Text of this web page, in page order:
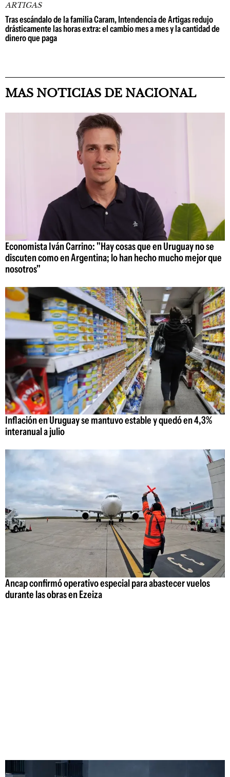
ARTIGAS
Tras escándalo de la familia Caram, Intendencia de Artigas redujo
drásticamente las horas extra: el cambio mes a mes y la cantidad de
dinero que paga
MAS NOTICIAS DE NACIONAL
Economista Iván Carrino: "Hay cosas que en Uruguay no se
discuten como en Argentina; lo han hecho mucho mejor que
nosotros"
Inflación en Uruguay se mantuvo estable y quedó en 4,3%
interanual a julio
Ancap confirmó operativo especial para abastecer vuelos
durante las obras en Ezeiza